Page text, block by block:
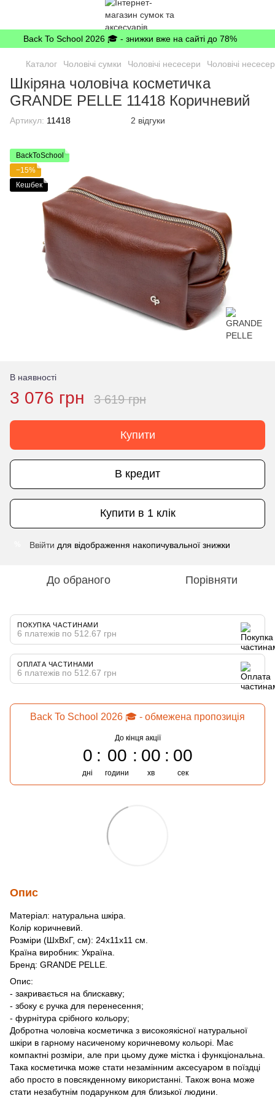
Back To School 2026 🎓 - знижки вже на сайті до 78%
Каталог Чоловічі сумки Чоловічі несесери Чоловічі
Шкіряна чоловіча косметичка
GRANDE PELLE 11418 Коричневий
Артикул: 11418 2 відгуки
BackToSchool
−15%
Кешбек
В наявності
3 076 грн 3 619 грн
Купити
В кредит
Купити в 1 клік
Ввійти для відображення накопичувальної знижки
До обраного Порівняти
ПОКУПКА ЧАСТИНАМИ
6 платежів по 512.67 грн
ОПЛАТА ЧАСТИНАМИ
6 платежів по 512.67 грн
Back To School 2026 🎓 - обмежена пропозиція
До кінця акції
0
дні
00
години
00
хв
00
сек
Опис
Матеріал: натуральна шкіра.
Колір коричневий.
Розміри (ШхВхГ, см): 24х11х11 см.
Країна виробник: Україна.
Бренд: GRANDE PELLE.
Опис:
- закривається на блискавку;
- збоку є ручка для перенесення;
- фурнітура срібного кольору;
Добротна чоловіча косметичка з високоякісної натуральної
шкіри в гарному насиченому коричневому кольорі. Має
компактні розміри, але при цьому дуже містка і функціональна.
Така косметичка може стати незамінним аксесуаром в поїздці
або просто в повсякденному використанні. Також вона може
стати незабутнім подарунком для близької людини.